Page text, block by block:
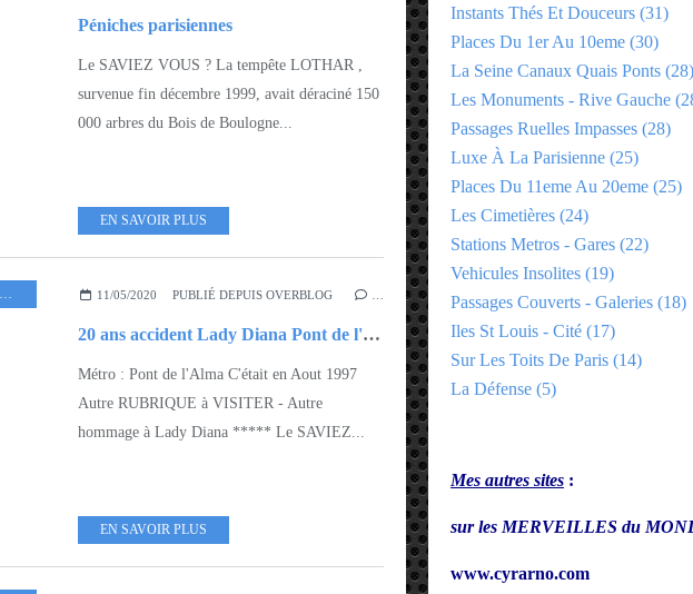
Péniches parisiennes
Le SAVIEZ VOUS ? La tempête LOTHAR ,
survenue fin décembre 1999, avait déraciné 150
000 arbres du Bois de Boulogne...
EN SAVOIR PLUS
PARIS AUTREFOIS,ARROND 15EME - 16EME
11/05/2020 PUBLIÉ DEPUIS OVERBLOG …
20 ans accident Lady Diana Pont de l'Alma 16eme
Métro : Pont de l'Alma C'était en Aout 1997
Autre RUBRIQUE à VISITER - Autre
hommage à Lady Diana ***** Le SAVIEZ...
EN SAVOIR PLUS
Instants Thés Et Douceurs (31)
Places Du 1er Au 10eme (30)
La Seine Canaux Quais Ponts (28)
Les Monuments - Rive Gauche
Passages Ruelles Impasses (28)
Luxe À La Parisienne (25)
Places Du 11eme Au 20eme (25)
Les Cimetières (24)
Stations Metros - Gares (22)
Vehicules Insolites (19)
Passages Couverts - Galeries (18)
Iles St Louis - Cité (17)
Sur Les Toits De Paris (14)
La Défense (5)
Mes autres sites :
sur les MERVEILLES du
www.cyrarno.com